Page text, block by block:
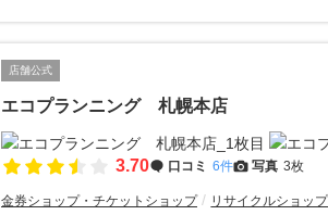
店舗公式
エコプランニング 札幌本店
3.70 口コミ 6件 写真 3枚
金券ショップ・チケットショップ リサイクルショップ